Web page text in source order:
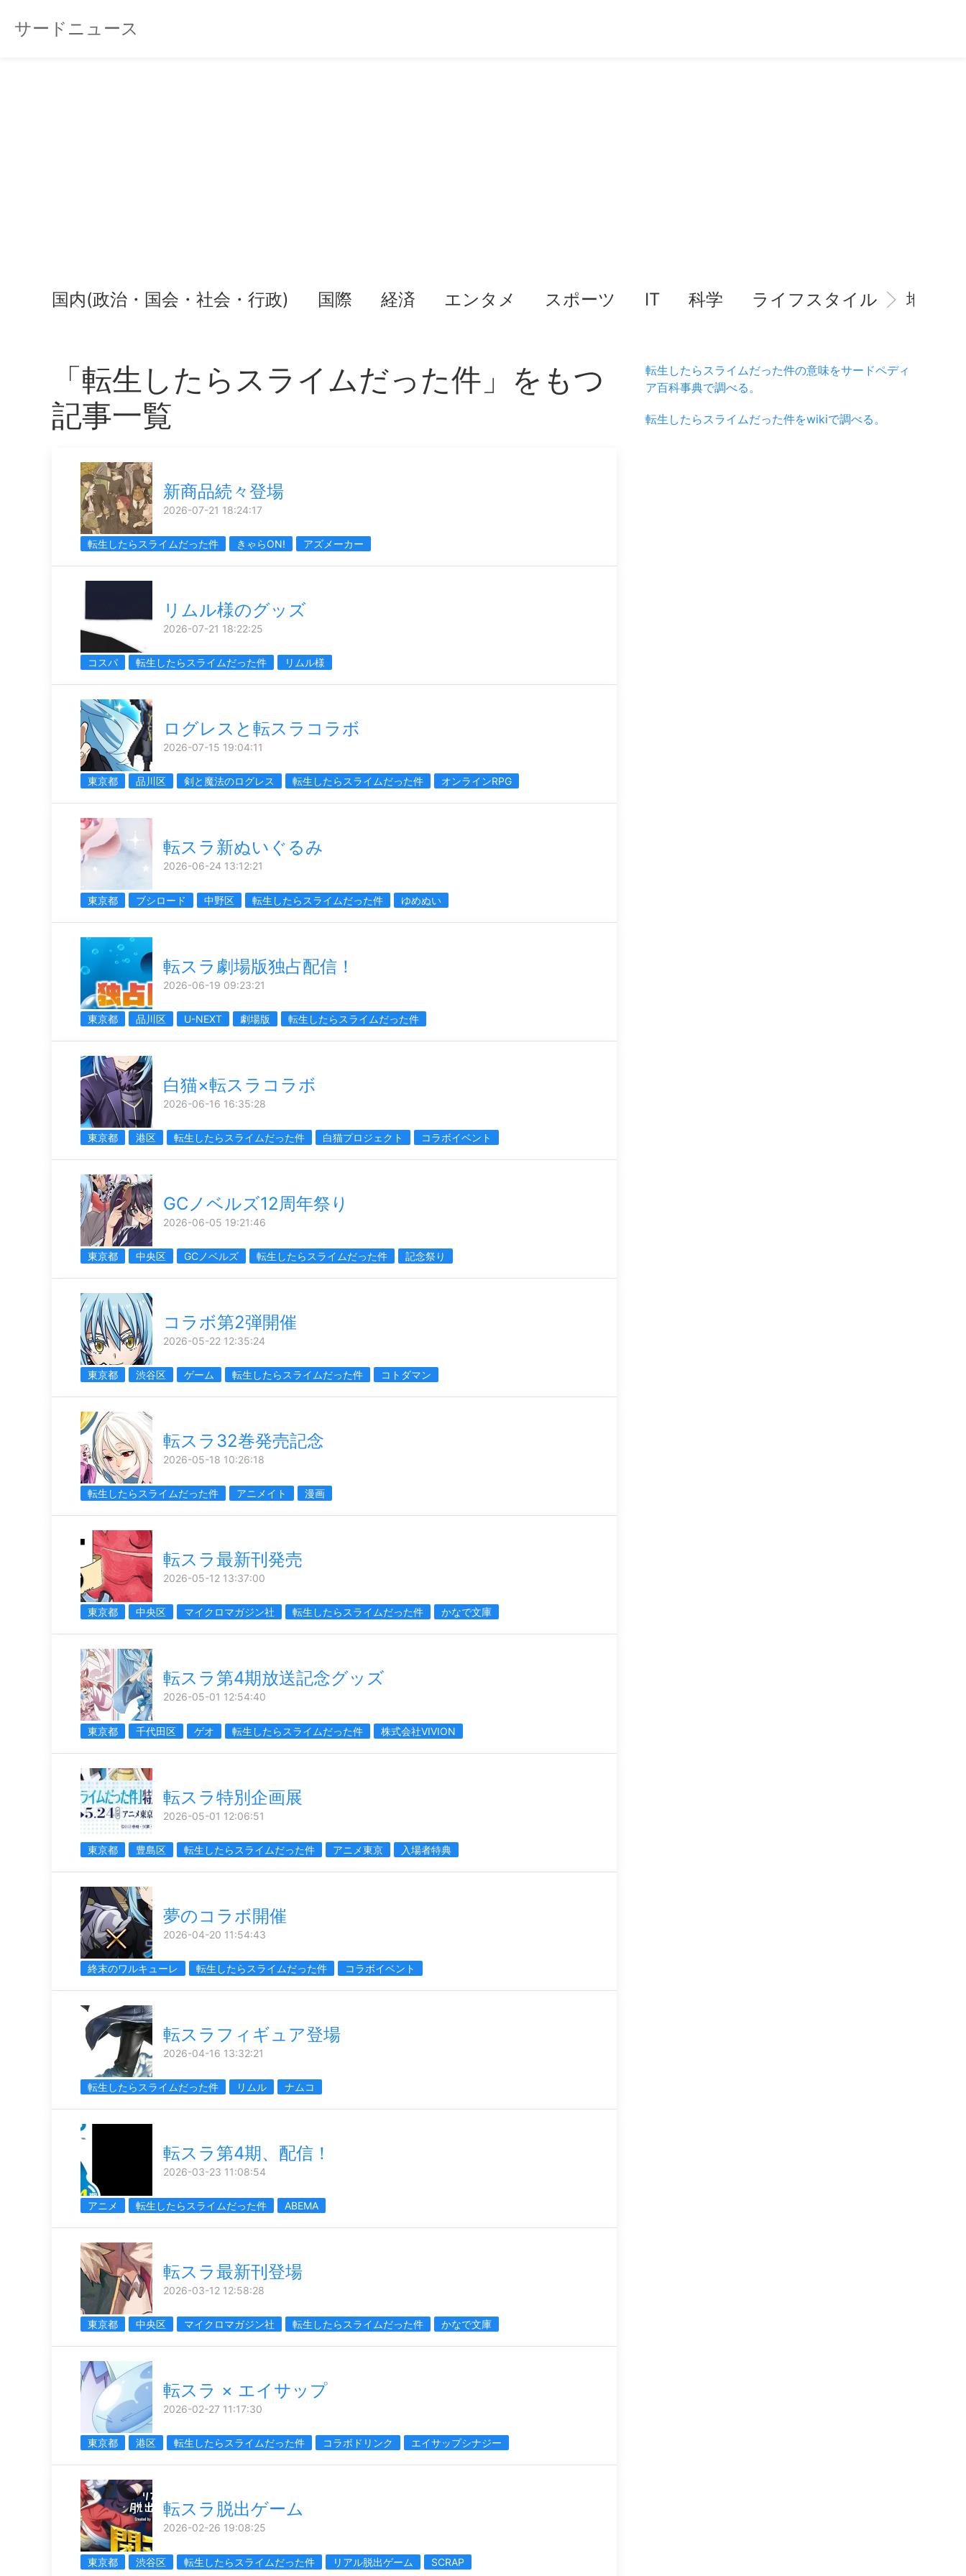
サードニュース
国内(政治・国会・社会・行政) 国際 経済 エンタメ スポーツ IT 科学 ライフスタイル 地域情
「転生したらスライムだった件」をもつ
記事一覧
新商品続々登場
2026-07-21 18:24:17
転生したらスライムだった件 きゃらON! アズメーカー
リムル様のグッズ
2026-07-21 18:22:25
コスパ 転生したらスライムだった件 リムル様
ログレスと転スラコラボ
2026-07-15 19:04:11
東京都 品川区 剣と魔法のログレス 転生したらスライムだった件 オンラインRPG
転スラ新ぬいぐるみ
2026-06-24 13:12:21
東京都 ブシロード 中野区 転生したらスライムだった件 ゆめぬい
転スラ劇場版独占配信！
2026-06-19 09:23:21
東京都 品川区 U-NEXT 劇場版 転生したらスライムだった件
白猫×転スラコラボ
2026-06-16 16:35:28
東京都 港区 転生したらスライムだった件 白猫プロジェクト コラボイベント
GCノベルズ12周年祭り
2026-06-05 19:21:46
東京都 中央区 GCノベルズ 転生したらスライムだった件 記念祭り
コラボ第2弾開催
2026-05-22 12:35:24
東京都 渋谷区 ゲーム 転生したらスライムだった件 コトダマン
転スラ32巻発売記念
2026-05-18 10:26:18
転生したらスライムだった件 アニメイト 漫画
転スラ最新刊発売
2026-05-12 13:37:00
東京都 中央区 マイクロマガジン社 転生したらスライムだった件 かなで文庫
転スラ第4期放送記念グッズ
2026-05-01 12:54:40
東京都 千代田区 ゲオ 転生したらスライムだった件 株式会社VIVION
転スラ特別企画展
2026-05-01 12:06:51
東京都 豊島区 転生したらスライムだった件 アニメ東京 入場者特典
夢のコラボ開催
2026-04-20 11:54:43
終末のワルキューレ 転生したらスライムだった件 コラボイベント
転スラフィギュア登場
2026-04-16 13:32:21
転生したらスライムだった件 リムル ナムコ
転スラ第4期、配信！
2026-03-23 11:08:54
アニメ 転生したらスライムだった件 ABEMA
転スラ最新刊登場
2026-03-12 12:58:28
東京都 中央区 マイクロマガジン社 転生したらスライムだった件 かなで文庫
転スラ × エイサップ
2026-02-27 11:17:30
東京都 港区 転生したらスライムだった件 コラボドリンク エイサップシナジー
転スラ脱出ゲーム
2026-02-26 19:08:25
東京都 渋谷区 転生したらスライムだった件 リアル脱出ゲーム SCRAP
転生したらスライムだった件の意味をサードペディ
ア百科事典で調べる。
転生したらスライムだった件をwikiで調べる。